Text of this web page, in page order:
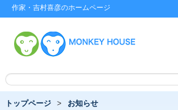
作家・吉村喜彦のホームページ
トップページ
お知らせ